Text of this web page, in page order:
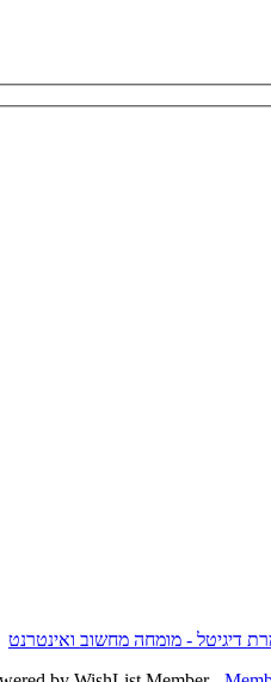
דיגיטל - מומחה מחשוב ואינטרנט